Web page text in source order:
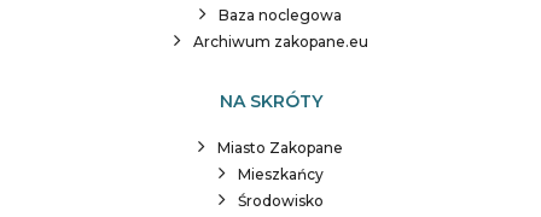
Baza noclegowa
Archiwum zakopane.eu
NA SKRÓTY
Miasto Zakopane
Mieszkańcy
Środowisko